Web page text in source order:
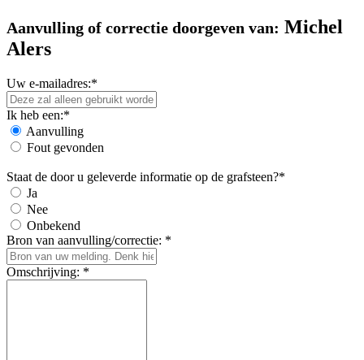
Aanvulling of correctie doorgeven van: Michel
Alers
Uw e-mailadres:*
Ik heb een:*
Aanvulling
Fout gevonden
Staat de door u geleverde informatie op de grafsteen?*
Ja
Nee
Onbekend
Bron van aanvulling/correctie: *
Omschrijving: *